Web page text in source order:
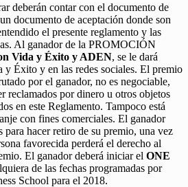
deberán contar con el documento de
documento de aceptación donde son
el presente reglamento y las
Al ganador de la PROMOCIÓN
Vida y Éxito y ADEN, se le dará
Éxito y en las redes sociales. El premio
por el ganador, no es negociable,
reclamados por dinero u otros objetos
en este Reglamento. Tampoco está
con fines comerciales. El ganador
para hacer retiro de su premio, una vez
favorecida perderá el derecho al
El ganador deberá iniciar el ONE
de las fechas programadas por
School para el 2018.